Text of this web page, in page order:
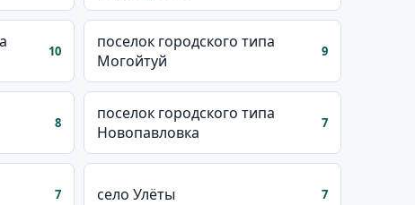
10
поселок городского типа
Могойтуй
9
8
поселок городского типа
Новопавловка
7
7 село Улёты 7